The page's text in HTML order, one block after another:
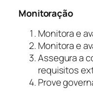
Monitoração
Monitora e
Monitora e
Assegura a
requisitos
Prove